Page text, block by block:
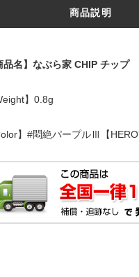
商品説明
品名】なぶら家 CHIP チップ
】0.8g
】#悶絶パープルⅢ【